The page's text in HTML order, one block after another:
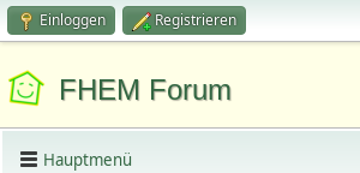
Einloggen Registrieren
FHEM Forum
Hauptmenü